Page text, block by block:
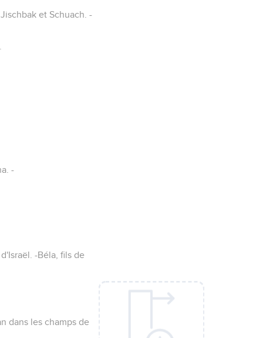
et Schuach. -
-
-Béla, fils de
dans les champs de